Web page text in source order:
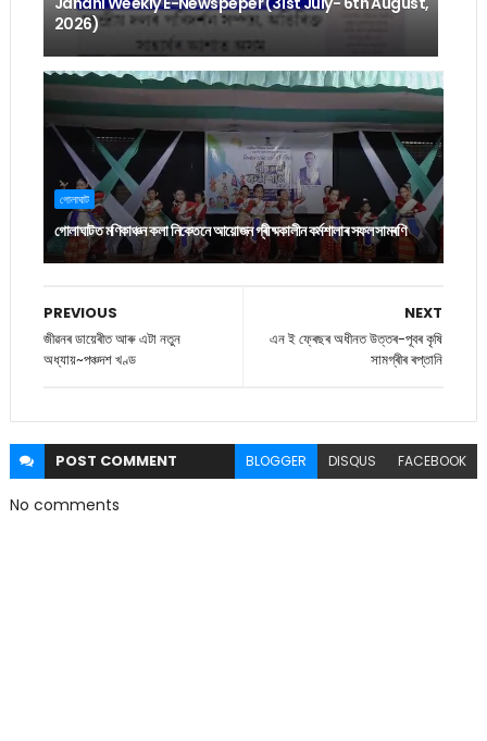
2026)
গোলাঘাট
গোলাঘাটত মণিকাঞ্চন কলা নিকেতনে আয়োজন গ্ৰীষ্মকালীন কৰ্মশালাৰ সফল সামৰণি
NEXT
এন ই ফ্ৰেছৰ অধীনত উত্তৰ-পূবৰ কৃষি
সামগ্ৰীৰ ৰপ্তানি
PREVIOUS
জীৱনৰ ডায়েৰীত আৰু এটা নতুন
অধ্যায়~পঞ্চদশ খণ্ড
POST COMMENT BLOGGER DISQUS FACEBOOK
No comments